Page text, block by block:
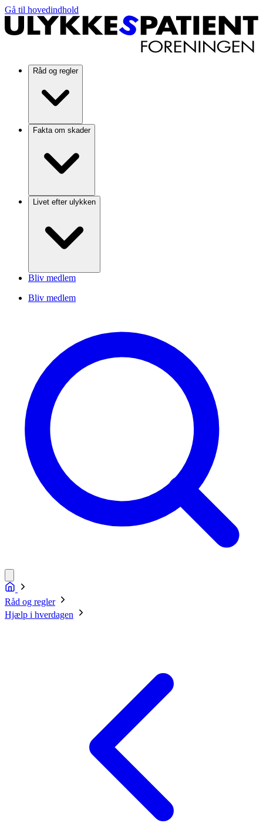
Gå til hovedindhold
Råd og regler
Fakta om skader
Livet efter ulykken
Bliv medlem
Bliv medlem
Råd og regler
Hjælp i hverdagen